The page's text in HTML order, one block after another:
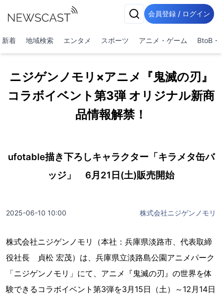
会員登録 / ログイン
新着 地域検索 エンタメ スポーツ アニメ・ゲーム BtoB・
ニジゲンノモリ×アニメ『鬼滅の刃』
コラボイベント第3弾 オリジナル新商
品情報解禁！
ufotable描き下ろしキャラクター「キラメタ缶バ
ッジ」 6月21日(土)販売開始
2025-06-10 10:00 株式会社ニジゲンノモリ
株式会社ニジゲンノモリ（本社：兵庫県淡路市、代表取締
役社長 貞松 宏茂）は、兵庫県立淡路島公園アニメパーク
「ニジゲンノモリ」にて、アニメ『鬼滅の刃』の世界を体
験できるコラボイベント第3弾を3月15日（土）～12月14日